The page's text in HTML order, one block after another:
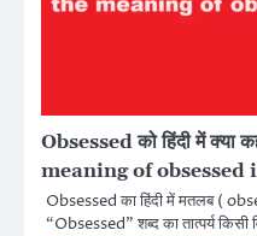
Obsessed को हिंदी में
meaning of
Obsessed का हिंदी में मतलब (
“Obsessed” शब्द का तात्पर्य किसी